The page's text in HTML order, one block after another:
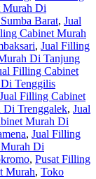
Murah Di
Barat, Jual
Cabinet Murah
, Jual Filling
Di Tanjung
Filling Cabinet
Tenggilis
Jual Filling Cabinet
Di Trenggalek, Jual
Murah Di
, Jual Filling
Di
, Pusat Filling
Murah, Toko